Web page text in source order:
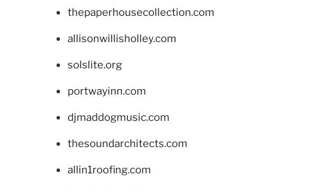
thepaperhousecollection.com
allisonwillisholley.com
solslite.org
portwayinn.com
djmaddogmusic.com
thesoundarchitects.com
allin1roofing.com